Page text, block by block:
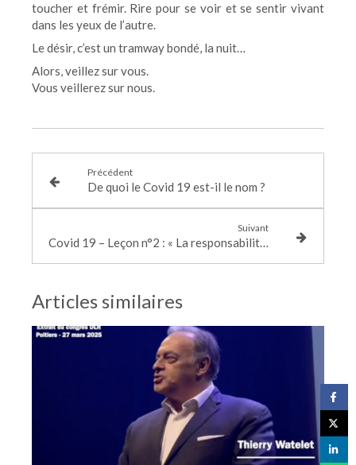
toucher et frémir. Rire pour se voir et se sentir vivant
dans les yeux de l’autre.
Le désir, c’est un tramway bondé, la nuit…
Alors, veillez sur vous.
Vous veillerez sur nous.
Précédent
De quoi le Covid 19 est-il le nom ?
Suivant
Covid 19 – Leçon n°2 : « La responsabilité, le virus réhabilitera »
Articles similaires